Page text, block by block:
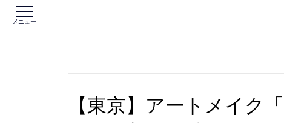
メニュー
【東京】アートメイク